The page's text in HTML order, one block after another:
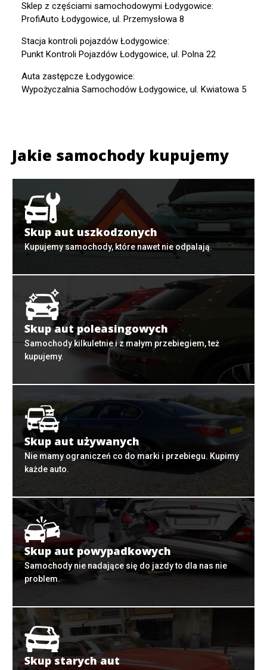
Sklep z częściami samochodowymi Łodygowice:
ProfiAuto Łodygowice, ul. Przemysłowa 8
Stacja kontroli pojazdów Łodygowice:
Punkt Kontroli Pojazdów Łodygowice, ul. Polna 22
Auta zastępcze Łodygowice:
Wypożyczalnia Samochodów Łodygowice, ul. Kwiatowa 5
Jakie samochody kupujemy
Skup aut uszkodzonych
Kupujemy samochody, które nawet nie odpalają.
Skup aut poleasingowych
Samochody kilkuletnie i z małym przebiegiem, też
kupujemy.
Skup aut używanych
Nie mamy ograniczeń co do marki i przebiegu. Kupimy
każde auto.
Skup aut powypadkowych
Samochody nie nadające się do jazdy to dla nas nie
problem.
Skup starych aut